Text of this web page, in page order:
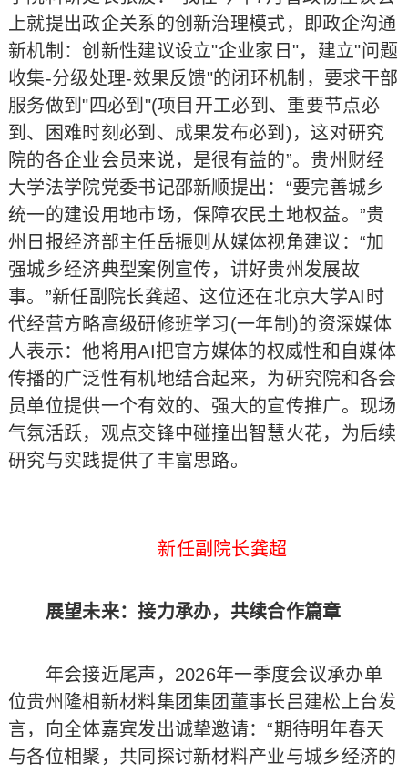
上就提出政企关系的创新治理模式，即政企沟通
新机制：创新性建议设立"企业家日"，建立"问题
收集-分级处理-效果反馈"的闭环机制，要求干部
服务做到"四必到"(项目开工必到、重要节点必
到、困难时刻必到、成果发布必到)，这对研究
院的各企业会员来说，是很有益的”。贵州财经
大学法学院党委书记邵新顺提出：“要完善城乡
统一的建设用地市场，保障农民土地权益。”贵
州日报经济部主任岳振则从媒体视角建议：“加
强城乡经济典型案例宣传，讲好贵州发展故
事。”新任副院长龚超、这位还在北京大学AI时
代经营方略高级研修班学习(一年制)的资深媒体
人表示：他将用AI把官方媒体的权威性和自媒体
传播的广泛性有机地结合起来，为研究院和各会
员单位提供一个有效的、强大的宣传推广。现场
气氛活跃，观点交锋中碰撞出智慧火花，为后续
研究与实践提供了丰富思路。
新任副院长龚超
展望未来：接力承办，共续合作篇章
年会接近尾声，2026年一季度会议承办单
位贵州隆相新材料集团集团董事长吕建松上台发
言，向全体嘉宾发出诚挚邀请：“期待明年春天
与各位相聚，共同探讨新材料产业与城乡经济的